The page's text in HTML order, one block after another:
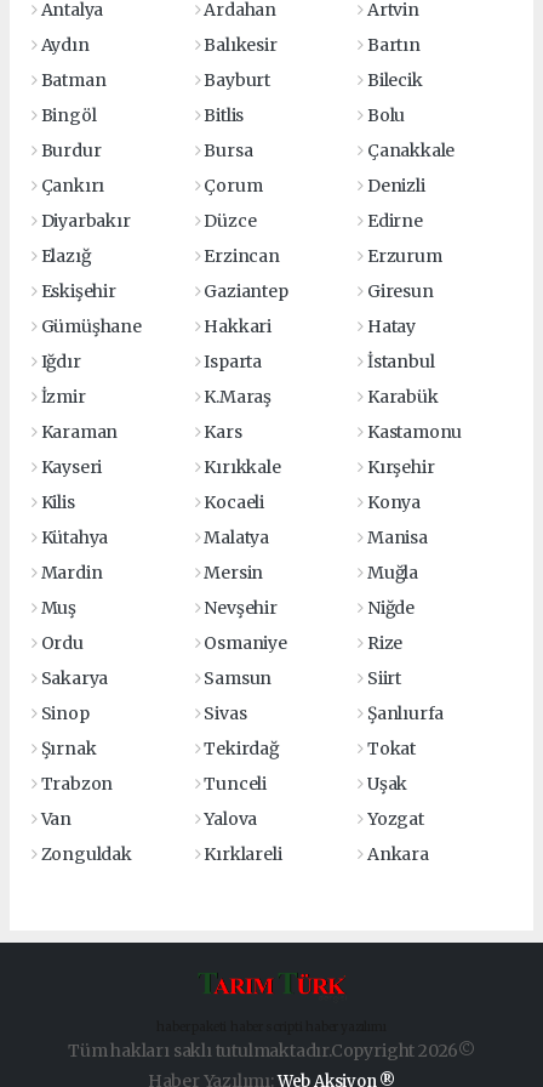
Antalya
Ardahan
Artvin
Aydın
Balıkesir
Bartın
Batman
Bayburt
Bilecik
Bingöl
Bitlis
Bolu
Burdur
Bursa
Çanakkale
Çankırı
Çorum
Denizli
Diyarbakır
Düzce
Edirne
Elazığ
Erzincan
Erzurum
Eskişehir
Gaziantep
Giresun
Gümüşhane
Hakkari
Hatay
Iğdır
Isparta
İstanbul
İzmir
K.Maraş
Karabük
Karaman
Kars
Kastamonu
Kayseri
Kırıkkale
Kırşehir
Kilis
Kocaeli
Konya
Kütahya
Malatya
Manisa
Mardin
Mersin
Muğla
Muş
Nevşehir
Niğde
Ordu
Osmaniye
Rize
Sakarya
Samsun
Siirt
Sinop
Sivas
Şanlıurfa
Şırnak
Tekirdağ
Tokat
Trabzon
Tunceli
Uşak
Van
Yalova
Yozgat
Zonguldak
Kırklareli Ankara
Tüm hakları saklı tutulmaktadır.Copyright 2026©
Haber Yazılımı:Web Aksiyon ®